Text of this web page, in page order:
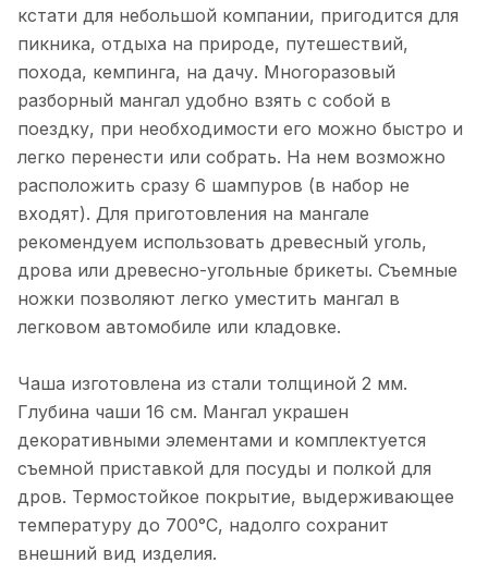
кстати для небольшой компании, пригодится для
пикника, отдыха на природе, путешествий,
похода, кемпинга, на дачу. Многоразовый
разборный мангал удобно взять с собой в
поездку, при необходимости его можно быстро и
легко перенести или собрать. На нем возможно
расположить сразу 6 шампуров (в набор не
входят). Для приготовления на мангале
рекомендуем использовать древесный уголь,
дрова или древесно-угольные брикеты. Съемные
ножки позволяют легко уместить мангал в
легковом автомобиле или кладовке.
Чаша изготовлена из стали толщиной 2 мм.
Глубина чаши 16 см. Мангал украшен
декоративными элементами и комплектуется
съемной приставкой для посуды и полкой для
дров. Термостойкое покрытие, выдерживающее
температуру до 700°C, надолго сохранит
внешний вид изделия.